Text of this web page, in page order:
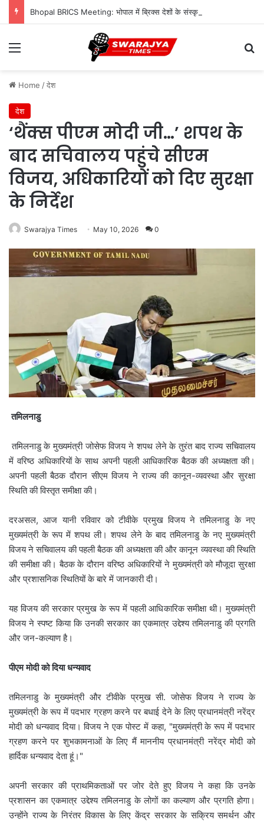
Menu
Home /देश
देश
‘थैंक्स पीएम मोदी जी…’ शपथ के
बाद सचिवालय पहुंचे सीएम
विजय, अधिकारियों को दिए सुरक्षा
के निर्देश
Swarajya Times May 10, 2026 0
तमिलनाडु
तमिलनाडु के मुख्यमंत्री जोसेफ विजय ने शपथ लेने के तुरंत बाद राज्य सचिवालय
में वरिष्ठ अधिकारियों के साथ अपनी पहली आधिकारिक बैठक की अध्यक्षता की।
अपनी पहली बैठक दौरान सीएम विजय ने राज्य की कानून-व्यवस्था और सुरक्षा
स्थिति की विस्तृत समीक्षा की।
दरअसल, आज यानी रविवार को टीवीके प्रमुख विजय ने तमिलनाडु के नए
मुख्यमंत्री के रूप में शपथ ली। शपथ लेने के बाद तमिलनाडु के नए मुख्यमंत्री
विजय ने सचिवालय की पहली बैठक की अध्यक्षता की और कानून व्यवस्था की स्थिति
की समीक्षा की। बैठक के दौरान वरिष्ठ अधिकारियों ने मुख्यमंत्री को मौजूदा सुरक्षा
और प्रशासनिक स्थितियों के बारे में जानकारी दी।
यह विजय की सरकार प्रमुख के रूप में पहली आधिकारिक समीक्षा थी। मुख्यमंत्री
विजय ने स्पष्ट किया कि उनकी सरकार का एकमात्र उद्देश्य तमिलनाडु की प्रगति
और जन-कल्याण है।
पीएम मोदी को दिया धन्यवाद
तमिलनाडु के मुख्यमंत्री और टीवीके प्रमुख सी. जोसेफ विजय ने राज्य के
मुख्यमंत्री के रूप में पदभार ग्रहण करने पर बधाई देने के लिए प्रधानमंत्री नरेंद्र
मोदी को धन्यवाद दिया। विजय ने एक पोस्ट में कहा, "मुख्यमंत्री के रूप में पदभार
ग्रहण करने पर शुभकामनाओं के लिए मैं माननीय प्रधानमंत्री नरेंद्र मोदी को
हार्दिक धन्यवाद देता हूं।"
अपनी सरकार की प्राथमिकताओं पर जोर देते हुए विजय ने कहा कि उनके
प्रशासन का एकमात्र उद्देश्य तमिलनाडु के लोगों का कल्याण और प्रगति होगा।
उन्होंने राज्य के निरंतर विकास के लिए केंद्र सरकार के सक्रिय समर्थन और